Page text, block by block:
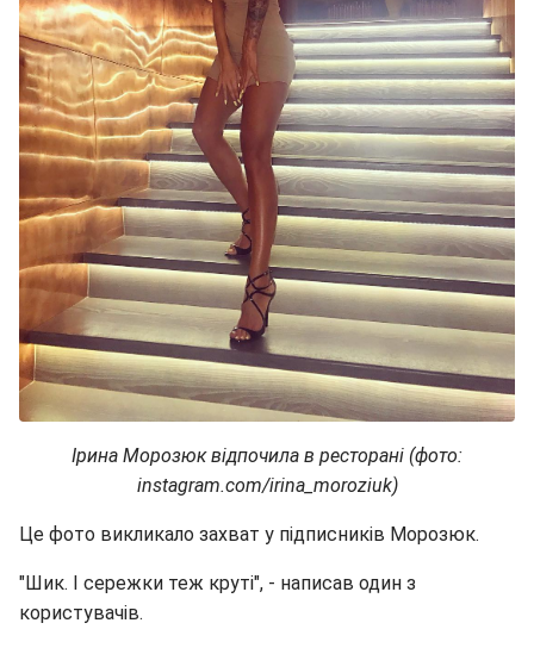
Ірина Морозюк відпочила в ресторані (фото:
instagram.com/irina_moroziuk)
Це фото викликало захват у підписників Морозюк.
"Шик. І сережки теж круті", - написав один з
користувачів.